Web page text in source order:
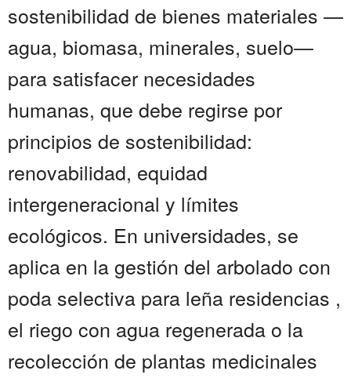
sostenibilidad de bienes materiales —
agua, biomasa, minerales, suelo—
para satisfacer necesidades
humanas, que debe regirse por
principios de sostenibilidad:
renovabilidad, equidad
intergeneracional y límites
ecológicos. En universidades, se
aplica en la gestión del arbolado con
poda selectiva para leña residencias ,
el riego con agua regenerada o la
recolección de plantas medicinales